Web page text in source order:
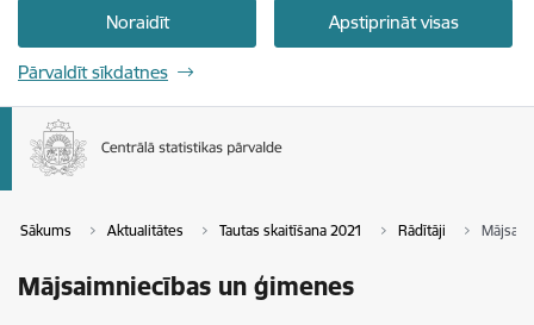
Noraidīt Apstiprināt visas
Pārvaldīt sīkdatnes
Sākums Aktualitātes Tautas skaitīšana 2021 Rādītāji
Mājsaimniecības un ģimenes